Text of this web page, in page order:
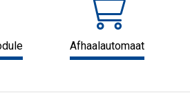
Afhaalautomaat